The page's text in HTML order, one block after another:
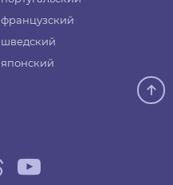
французский
шведский
японский